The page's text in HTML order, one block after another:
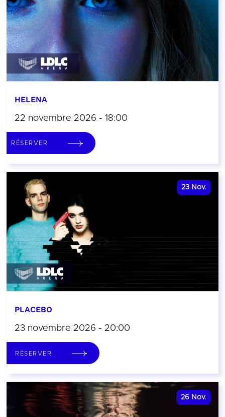
HELENA
22 novembre 2026 - 18:00
RÉSERVER
23 Nov.
PLACEBO
23 novembre 2026 - 20:00
RÉSERVER
26 Nov.